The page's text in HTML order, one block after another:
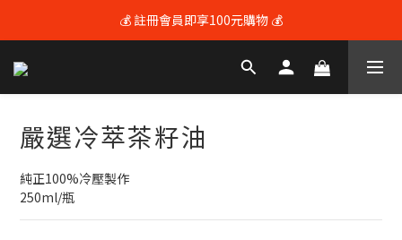
💰 註冊會員即享100元購物 💰
💰 註冊會員即享100元購物 💰
🚚 全館滿$3600享免運（限本島) 🚚
嚴選冷萃茶籽油
純正100%冷壓製作
250ml/瓶